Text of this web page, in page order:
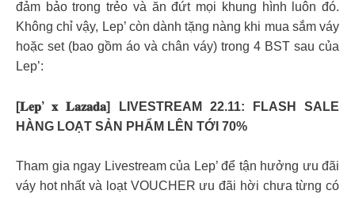
đảm bảo trong trẻo và ăn đứt mọi khung hình luôn đó.
Không chỉ vậy, Lep’ còn dành tặng nàng khi mua sắm váy
hoặc set (bao gồm áo và chân váy) trong 4 BST sau của
Lep’:
[𝐋𝐞𝐩’ 𝐱 𝐋𝐚𝐳𝐚𝐝𝐚] LIVESTREAM 22.11: FLASH SALE
HÀNG LOẠT SẢN PHẨM LÊN TỚI 70%
Tham gia ngay Livestream của Lep’ để tận hưởng ưu đãi
váy hot nhất và loạt VOUCHER ưu đãi hời chưa từng có